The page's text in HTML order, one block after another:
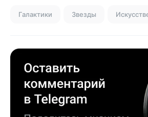
Галактики Звезды